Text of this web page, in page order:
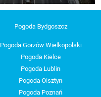
Pogoda Bydgoszcz
Pogoda Gorzów Wielkopolski
Pogoda Kielce
Pogoda Lublin
Pogoda Olsztyn
Pogoda Poznań